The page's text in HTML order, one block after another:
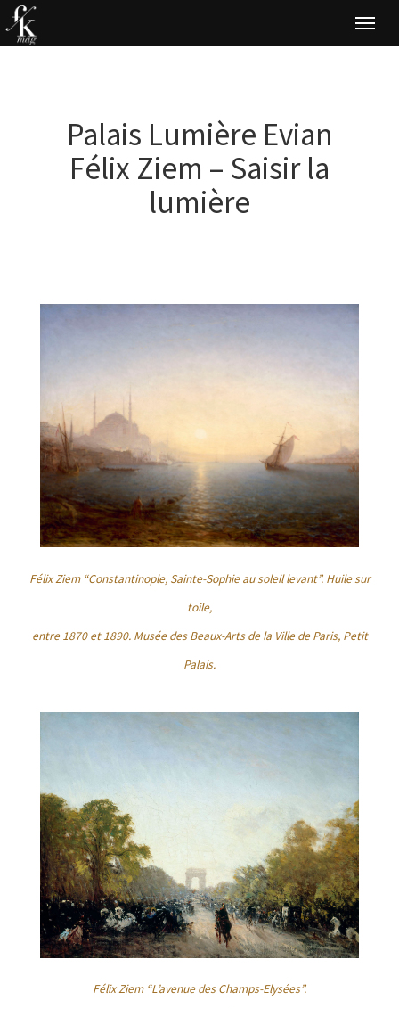
Palais Lumière Evian
Félix Ziem – Saisir la
lumière
Félix Ziem “Constantinople, Sainte-Sophie au soleil levant”. Huile sur
toile,
entre 1870 et 1890. Musée des Beaux-Arts de la Ville de Paris, Petit
Palais.
Félix Ziem “L’avenue des Champs-Elysées”.